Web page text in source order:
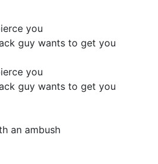
you
guy wants to get you
you
guy wants to get you
an ambush